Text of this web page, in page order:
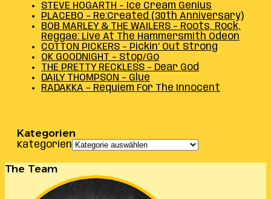
STEVE HOGARTH – Ice Cream Genius
PLACEBO – Re:Created (30th Anniversary)
BOB MARLEY & THE WAILERS – Roots, Rock,
Reggae: Live At The Hammersmith Odeon
COTTON PICKERS – Pickin’ Out Strong
OK GOODNIGHT – Stop/Go
THE PRETTY RECKLESS – Dear God
DAILY THOMPSON – Glue
RADAKKA – Requiem For The Innocent
Kategorien
Kategorien
The Team